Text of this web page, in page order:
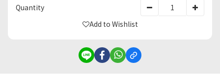
Quantity
Add to Wishlist